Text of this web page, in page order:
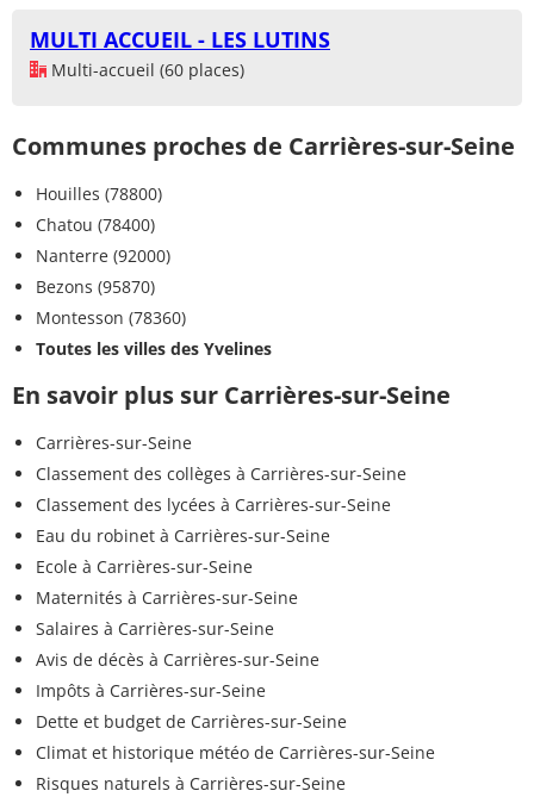
MULTI ACCUEIL - LES LUTINS
Multi-accueil (60 places)
Communes proches de Carrières-sur-Seine
Houilles (78800)
Chatou (78400)
Nanterre (92000)
Bezons (95870)
Montesson (78360)
Toutes les villes des Yvelines
En savoir plus sur Carrières-sur-Seine
Carrières-sur-Seine
Classement des collèges à Carrières-sur-Seine
Classement des lycées à Carrières-sur-Seine
Eau du robinet à Carrières-sur-Seine
Ecole à Carrières-sur-Seine
Maternités à Carrières-sur-Seine
Salaires à Carrières-sur-Seine
Avis de décès à Carrières-sur-Seine
Impôts à Carrières-sur-Seine
Dette et budget de Carrières-sur-Seine
Climat et historique météo de Carrières-sur-Seine
Risques naturels à Carrières-sur-Seine